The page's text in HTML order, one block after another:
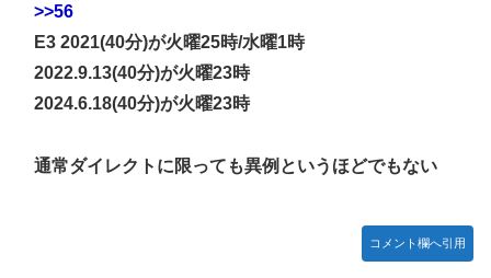
>>56
E3 2021(40分)が火曜25時/水曜1時
2022.9.13(40分)が火曜23時
2024.6.18(40分)が火曜23時
通常ダイレクトに限っても異例というほどでもない
コメント欄へ引用